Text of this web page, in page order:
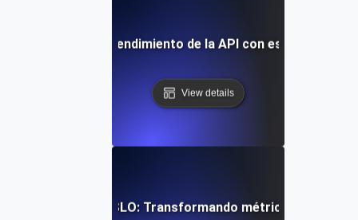
Mejorando el rendimiento de la API con estrategias
View details
de datos SLI/SLO: Transformando métricas en